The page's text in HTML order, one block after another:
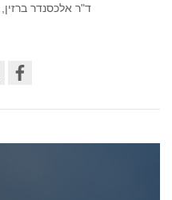
ד"ר אלכסנדר ברזין
on